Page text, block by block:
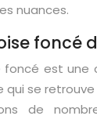
nuances.
foncé
foncé est une
qui se
de